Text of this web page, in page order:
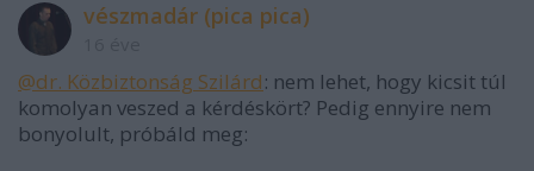
vészmadár (pica pica)
@dr. Közbiztonság Szilárd: nem lehet, hogy kicsit túl
komolyan veszed a kérdéskört? Pedig ennyire nem
bonyolult, próbáld meg: